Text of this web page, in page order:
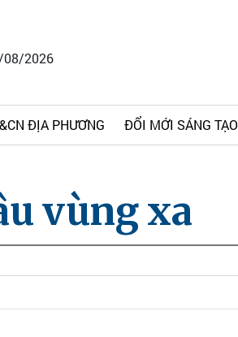
08/2026
ĐỊA PHƯƠNG ĐỔI MỚI SÁNG TẠO
vùng xa